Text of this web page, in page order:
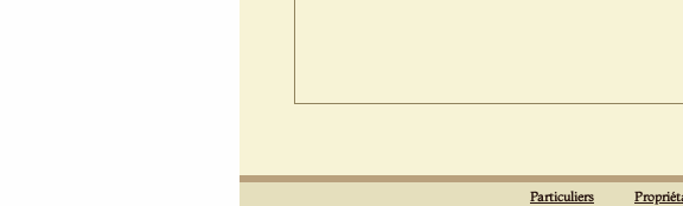
Particuliers